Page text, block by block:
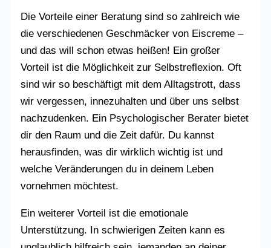
Die Vorteile einer Beratung sind so zahlreich wie
die verschiedenen Geschmäcker von Eiscreme –
und das will schon etwas heißen! Ein großer
Vorteil ist die Möglichkeit zur Selbstreflexion. Oft
sind wir so beschäftigt mit dem Alltagstrott, dass
wir vergessen, innezuhalten und über uns selbst
nachzudenken. Ein Psychologischer Berater bietet
dir den Raum und die Zeit dafür. Du kannst
herausfinden, was dir wirklich wichtig ist und
welche Veränderungen du in deinem Leben
vornehmen möchtest.
Ein weiterer Vorteil ist die emotionale
Unterstützung. In schwierigen Zeiten kann es